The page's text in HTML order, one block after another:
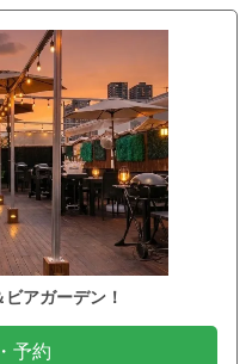
アガーデン！
予約